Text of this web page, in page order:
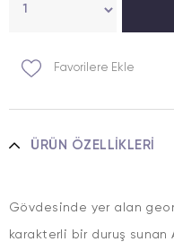
Favorilere Ekle
ÜRÜN ÖZELLIKLERI
Gövdesinde yer alan
karakterli bir duruş sunan